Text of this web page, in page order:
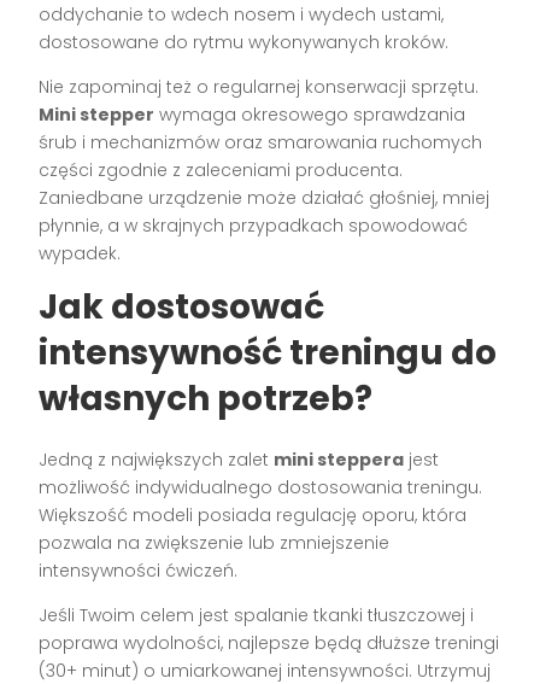
oddychanie to wdech nosem i wydech ustami,
dostosowane do rytmu wykonywanych kroków.
Nie zapominaj też o regularnej konserwacji sprzętu.
Mini stepper wymaga okresowego sprawdzania
śrub i mechanizmów oraz smarowania ruchomych
części zgodnie z zaleceniami producenta.
Zaniedbane urządzenie może działać głośniej, mniej
płynnie, a w skrajnych przypadkach spowodować
wypadek.
Jak dostosować
intensywność treningu do
własnych potrzeb?
Jedną z największych zalet mini steppera jest
możliwość indywidualnego dostosowania treningu.
Większość modeli posiada regulację oporu, która
pozwala na zwiększenie lub zmniejszenie
intensywności ćwiczeń.
Jeśli Twoim celem jest spalanie tkanki tłuszczowej i
poprawa wydolności, najlepsze będą dłuższe treningi
(30+ minut) o umiarkowanej intensywności. Utrzymuj